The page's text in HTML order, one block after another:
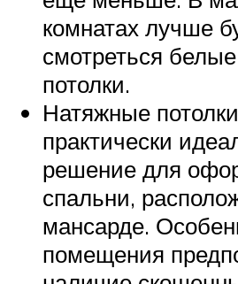
комнатах лучше
смотреться
потолки.
Натяжные
практически
решение для
спальни,
мансарде.
помещения